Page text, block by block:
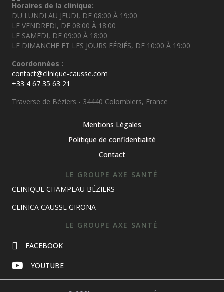
Horaires de la clinique:
DU LUNDI AU JEUDI, DE 08:00 À 19:00
LE VENDREDI, DE 08:00 À 18:00
LE SAMEDI, DE 09:00 À 18:00
LE DIMANCHE ET LES JOURS FÉRIÉS, DE 10:00 À 19:00
Coordonnées :
contact@clinique-causse.com
+33 4 67 35 63 21
Traverse de Béziers - 34440 Colombiers, France
Mentions Légales
Politique de confidentialité
Contact
LE GROUPE AXE SANTÉ
CLINIQUE CHAMPEAU BÉZIERS
CLINICA CAUSSE GIRONA
LE GROUPE AXE SANTÉ
FACEBOOK
YOUTUBE